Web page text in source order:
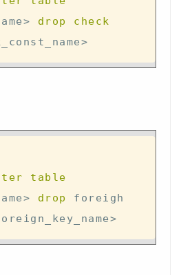
> drop
check
>
table
> drop
>